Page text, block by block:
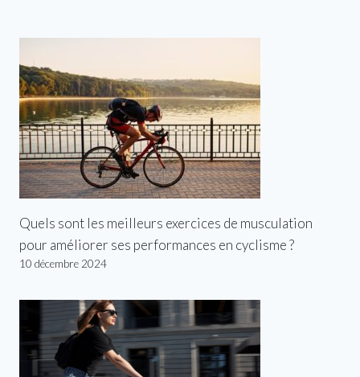
Quels sont les meilleurs exercices de musculation
pour améliorer ses performances en cyclisme ?
10 décembre 2024